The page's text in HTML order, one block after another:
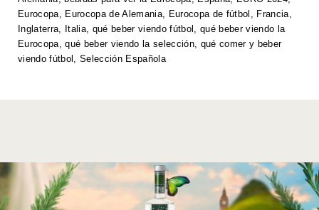
p
o
k
k
Eurocopa, Eurocopa de Alemania, Eurocopa de fútbol , Francia,
Inglaterra, Italia, qué beber viendo fútbol , qué beber viendo la
Eurocopa,qué beber viendo la selección, qué comer y beber
viendo fútbol , Selección Española